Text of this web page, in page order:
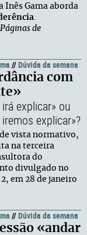
Inês Gama aborda
.
Páginas de
//Dúvida da semana
com
explicar» ou
explicar»?
vista normativo,
na terceira
do
divulgado no
em 28 de janeiro
//Dúvida da semana
«andar